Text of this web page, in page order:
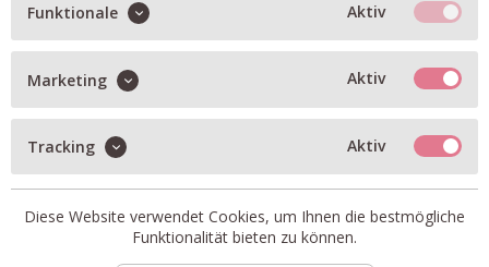
BESCHREIBUNG
Leinen-Schlupfhose TAMINA in lightbrown mit weißem
Streifen und Glitzerfaden
Gummizug-Bund
zwei seitliche Eingriffstaschen
weites Bein
212617-TAMINA-1.2
Funktionale Aktiv
Marketing Aktiv
Tracking Aktiv
Diese Website verwendet Cookies, um Ihnen die bestmögliche
Funktionalität bieten zu können.